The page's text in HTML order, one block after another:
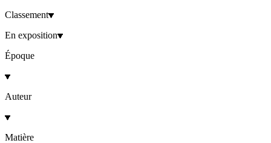
Classement
En exposition
Époque
Auteur
Matière